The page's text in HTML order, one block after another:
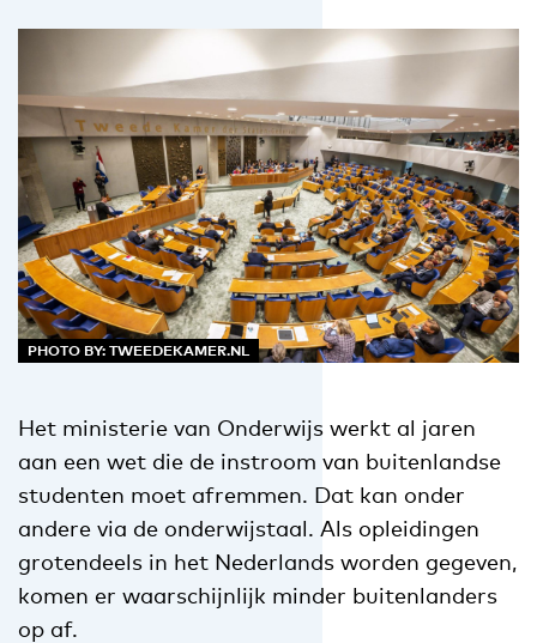
PHOTO BY: TWEEDEKAMER.NL
Het ministerie van Onderwijs werkt al jaren
aan een wet die de instroom van buitenlandse
studenten moet afremmen. Dat kan onder
andere via de onderwijstaal. Als opleidingen
grotendeels in het Nederlands worden gegeven,
komen er waarschijnlijk minder buitenlanders
op af.